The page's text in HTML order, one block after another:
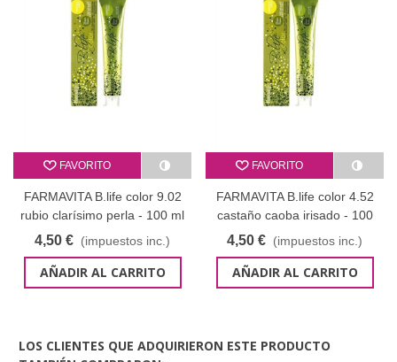
FAVORITO
FARMAVITA B.life color 9.02
rubio clarísimo perla - 100 ml
4,50 € (impuestos inc.)
AÑADIR AL CARRITO
FAVORITO
FARMAVITA B.life color 4.52
castaño caoba irisado - 100
4,50 € (impuestos inc.)
AÑADIR AL CARRITO
LOS CLIENTES QUE ADQUIRIERON ESTE PRODUCTO